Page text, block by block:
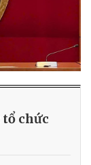
chức